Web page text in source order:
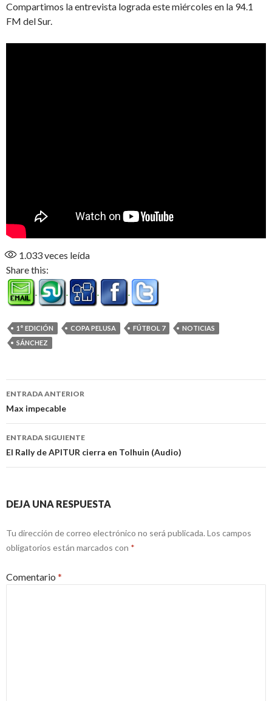
Compartimos la entrevista lograda este miércoles en la 94.1
FM del Sur.
1.033veces leída
Share this:
1° EDICIÓN COPA PELUSA FÚTBOL 7
NOTICIAS
SÁNCHEZ
Navegación
de
entradas
ENTRADA ANTERIOR
Max impecable
ENTRADA SIGUIENTE
El Rally de APITUR cierra en Tolhuin (Audio)
DEJA UNA RESPUESTA
Tu dirección de correo electrónico no será publicada.Los campos
obligatorios están marcados con *
Comentario *